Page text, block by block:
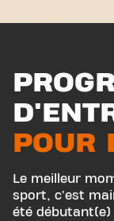
POUR
Le meilleur
sport, c'est
été